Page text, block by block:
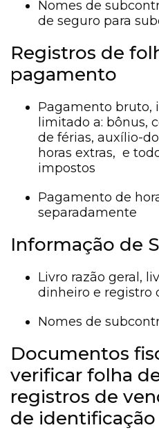
Nomes de
de seguro para
Registros de
pagamento
Pagamento bruto,
limitado a: bônus,
de férias, auxílio-
horas extras, e
impostos
Pagamento de
separadamente
Informação de
Livro razão geral,
dinheiro e registro
Nomes de
Documentos
verificar folha
registros de
de identificação